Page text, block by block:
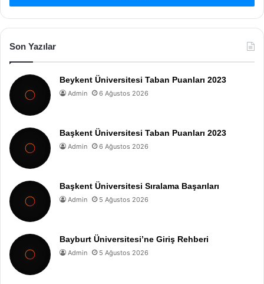
Son Yazılar
Beykent Üniversitesi Taban Puanları 2023
Admin 6 Ağustos 2026
Başkent Üniversitesi Taban Puanları 2023
Admin 6 Ağustos 2026
Başkent Üniversitesi Sıralama Başarıları
Admin 5 Ağustos 2026
Bayburt Üniversitesi’ne Giriş Rehberi
Admin 5 Ağustos 2026